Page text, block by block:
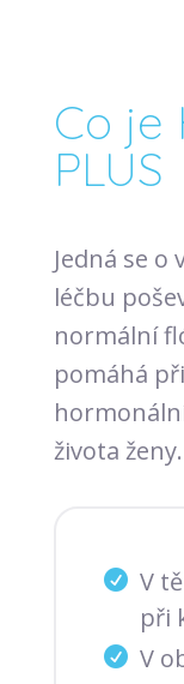
Co je
PLUS
Jedná se
léčbu
normální
pomáhá
života ženy.
V
při
V